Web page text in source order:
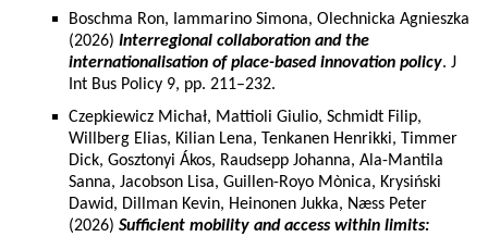
Boschma Ron, Iammarino Simona, Olechnicka Agnieszka
(2026) Interregional collaboration and the
internationalisation of place-based innovation policy. J
Int Bus Policy 9, pp. 211–232.
Czepkiewicz Michał, Mattioli Giulio, Schmidt Filip,
Willberg Elias, Kilian Lena, Tenkanen Henrikki, Timmer
Dick, Gosztonyi Ákos, Raudsepp Johanna, Ala-Mantila
Sanna, Jacobson Lisa, Guillen-Royo Mònica, Krysiński
Dawid, Dillman Kevin, Heinonen Jukka, Næss Peter
(2026) Sufficient mobility and access within limits: